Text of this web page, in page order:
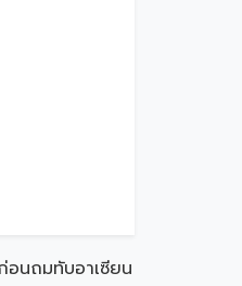
นถมทับอาเซียน